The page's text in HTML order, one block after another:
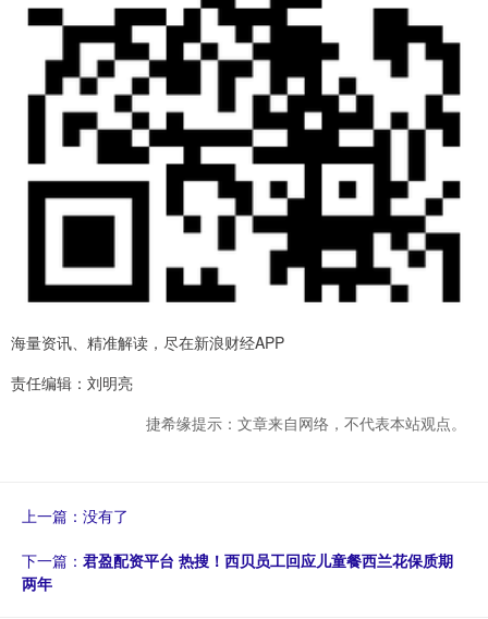
海量资讯、精准解读，尽在新浪财经APP
责任编辑：刘明亮
捷希缘提示：文章来自网络，不代表本站观点。
上一篇：没有了
下一篇： 君盈配资平台 热搜！西贝员工回应儿童餐西兰花保质期
两年